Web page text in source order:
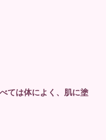
ては体によく、肌に塗